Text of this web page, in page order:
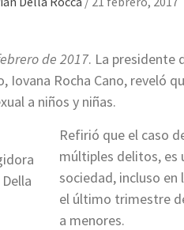
de 2017. La presidente
Rocha Cano, reveló
a niños y niñas.
Refirió que el caso
múltiples delitos, es
sociedad, incluso en
el último trimestre
a menores.